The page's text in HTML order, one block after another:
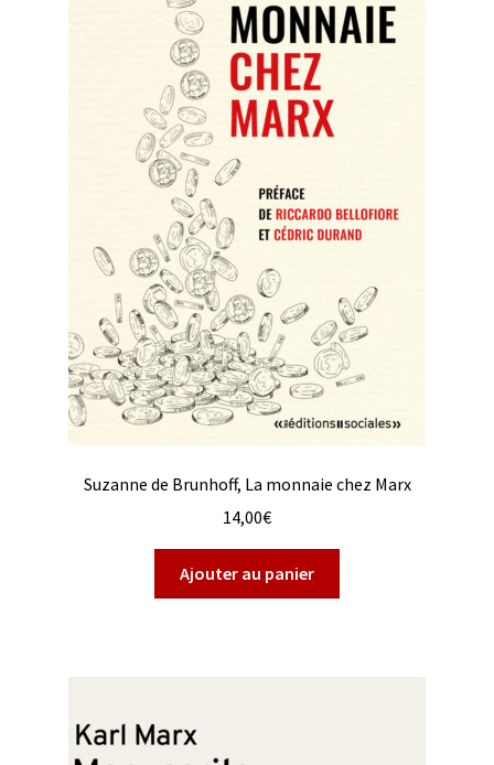
Suzanne de Brunhoff, La monnaie chez Marx
14,00€
Ajouter au panier